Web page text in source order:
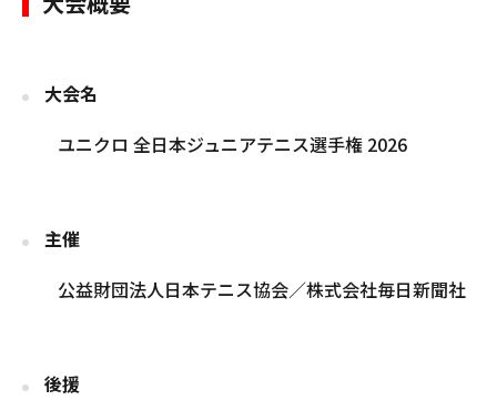
大会名
ユニクロ 全日本ジュニアテニス選手権 2026
主催
公益財団法人日本テニス協会／株式会社毎日新聞社
後援